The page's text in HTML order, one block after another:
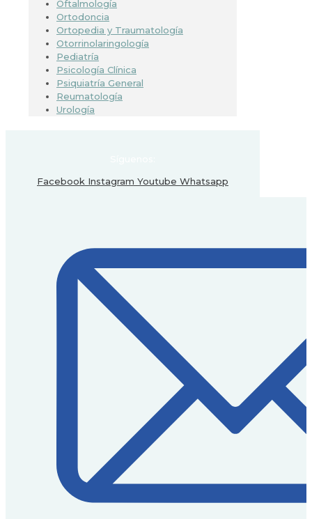
Oftalmología
Ortodoncia
Ortopedia y Traumatología
Otorrinolaringología
Pediatría
Psicología Clínica
Psiquiatría General
Reumatología
Urología
Facebook Instagram Youtube Whatsapp